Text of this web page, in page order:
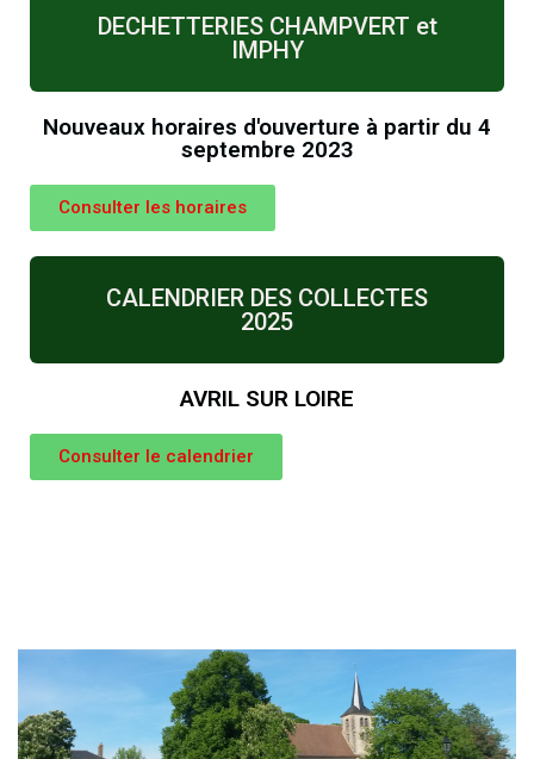
DECHETTERIES CHAMPVERT et
IMPHY
Nouveaux horaires d'ouverture à partir du 4
septembre 2023
Consulter les horaires
CALENDRIER DES COLLECTES
2025
AVRIL SUR LOIRE
Consulter le calendrier